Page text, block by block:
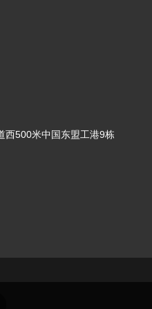
西500米中国东盟工港9栋